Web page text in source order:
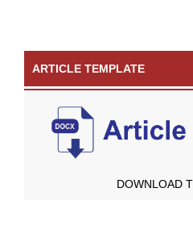
ARTICLE TEMPLATE
DOWNLOAD